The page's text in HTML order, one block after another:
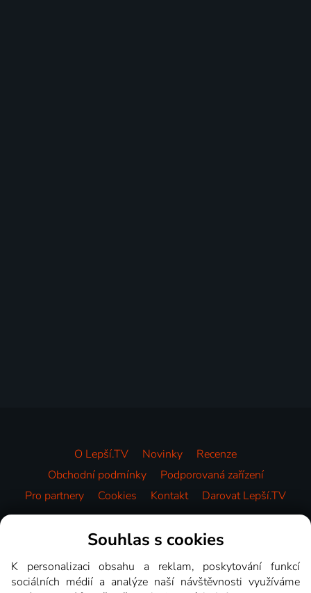
O Lepší.TV Novinky
Recenze
Obchodní podmínky
Podporovaná zařízení
Pro partnery
Cookies Kontakt Darovat Lepší.TV
Videotéka
Souhlas s cookies
K personalizaci obsahu a reklam, poskytování funkcí
sociálních médií a analýze naší návštěvnosti využíváme